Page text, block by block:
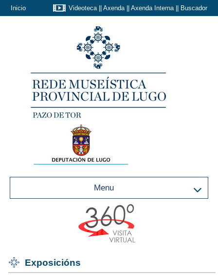
Inicio Videoteca|| Axenda|| Axenda Interna|| Buscador
Menu
Exposicións